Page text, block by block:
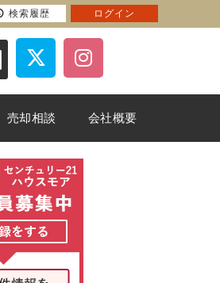
売却相談 会社概要
検索履歴 ログイン